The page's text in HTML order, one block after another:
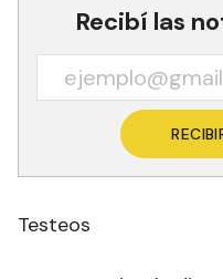
Recibí las
Testeos